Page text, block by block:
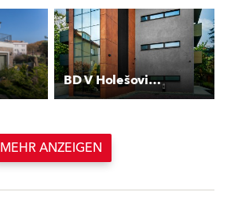
BD V Holešovičkách
MEHR ANZEIGEN